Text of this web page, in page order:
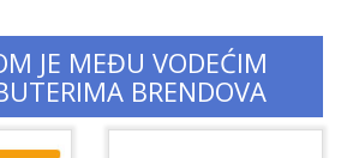
JE MEĐU VODEĆIM
BRENDOVA